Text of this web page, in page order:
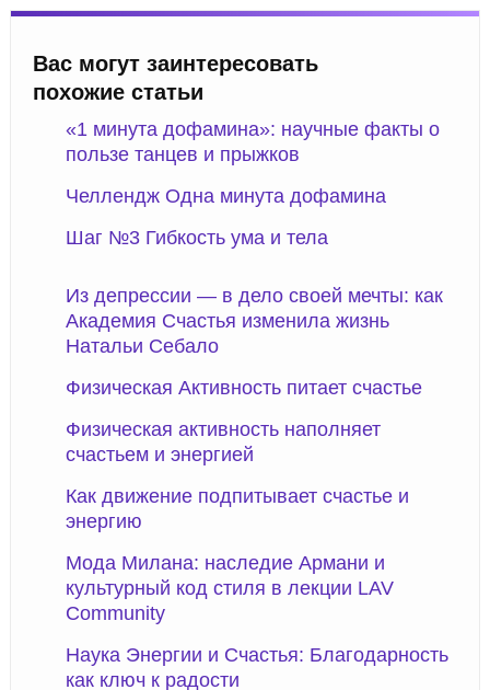
Вас могут заинтересовать
похожие статьи
«1 минута дофамина»: научные факты о
пользе танцев и прыжков
Челлендж Одна минута дофамина
Шаг №3 Гибкость ума и тела
Из депрессии — в дело своей мечты: как
Академия Счастья изменила жизнь
Натальи Себало
Физическая Активность питает счастье
Физическая активность наполняет
счастьем и энергией
Как движение подпитывает счастье и
энергию
Мода Милана: наследие Армани и
культурный код стиля в лекции LAV
Community
Наука Энергии и Счастья: Благодарность
как ключ к радости